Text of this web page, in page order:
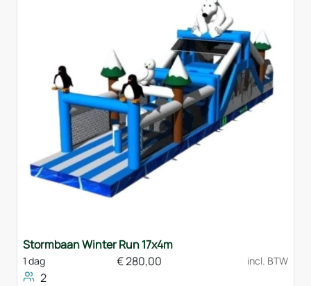
Stormbaan Winter Run 17x4m
1 dag €280,00 incl. BTW
2